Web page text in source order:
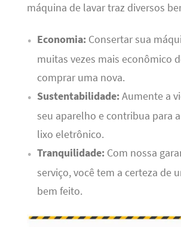
máquina de lavar traz diversos
Economia:Consertar sua
muitas vezes mais econômico
comprar uma nova.
Sustentabilidade:Aumente a
seu aparelho e contribua para
lixo eletrônico.
Tranquilidade:Com nossa
serviço, você tem a certeza de
bem feito.